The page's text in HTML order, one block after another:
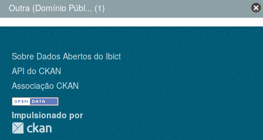
Outra (Domínio Públ... (1)
Sobre Dados Abertos do Ibict
API do CKAN
Associação CKAN
Impulsionado por